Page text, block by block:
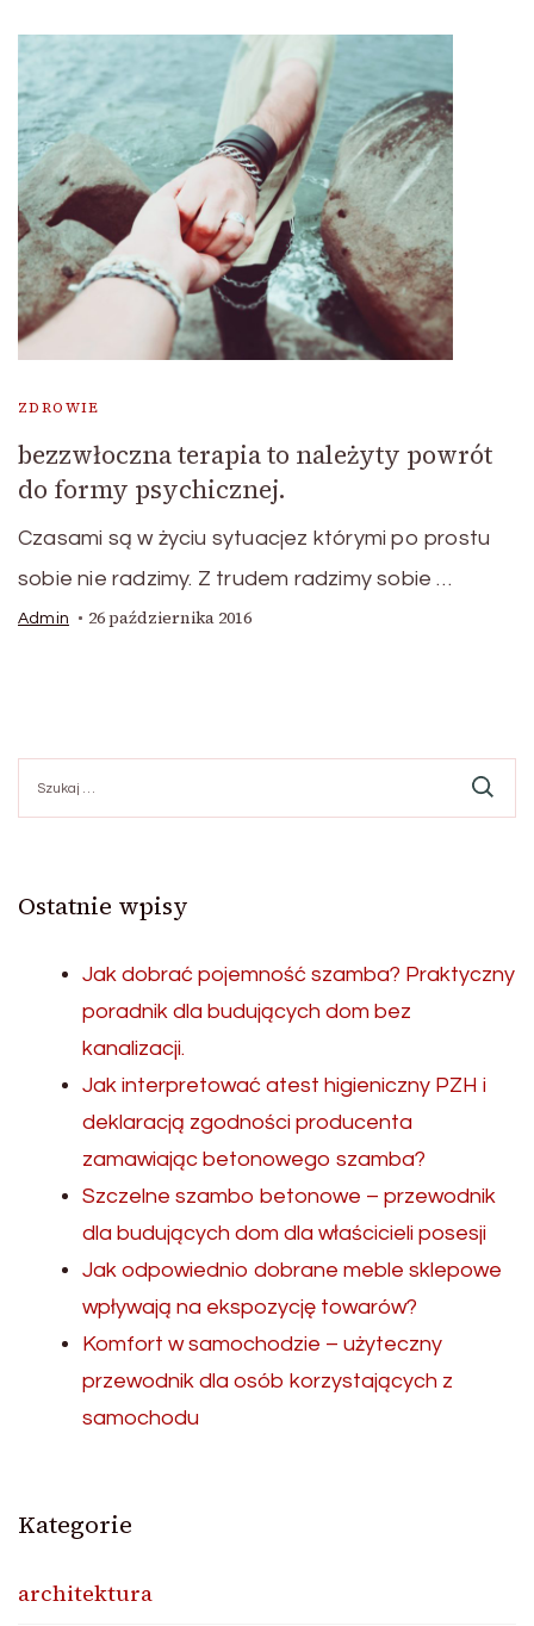
ZDROWIE
bezzwłoczna terapia to należyty powrót
do formy psychicznej.
Czasami są w życiu sytuacjez którymi po prostu
sobie nie radzimy. Z trudem radzimy sobie …
Admin 26 października 2016
Ostatnie wpisy
Jak dobrać pojemność szamba? Praktyczny
poradnik dla budujących dom bez
kanalizacji.
Jak interpretować atest higieniczny PZH i
deklaracją zgodności producenta
zamawiając betonowego szamba?
Szczelne szambo betonowe – przewodnik
dla budujących dom dla właścicieli posesji
Jak odpowiednio dobrane meble sklepowe
wpływają na ekspozycję towarów?
Komfort w samochodzie – użyteczny
przewodnik dla osób korzystających z
samochodu
Kategorie
architektura